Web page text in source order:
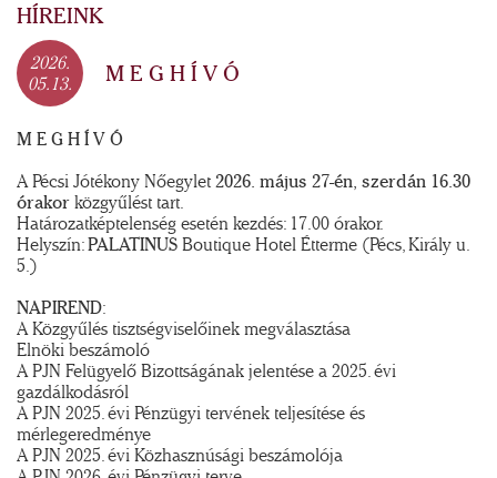
HÍREINK
2026.
05.13.
M E G H Í V Ó
M E G H Í V Ó
A Pécsi Jótékony Nőegylet 2026. május 27-én, szerdán 16.30
órakor közgyűlést tart.
Határozatképtelenség esetén kezdés: 17.00 órakor.
Helyszín:PALATINUS Boutique Hotel Étterme (Pécs, Király u.
5.)
NAPIREND:
A Közgyűlés tisztségviselőinek megválasztása
Elnöki beszámoló
A PJN Felügyelő Bizottságának jelentése a 2025. évi
gazdálkodásról
A PJN 2025. évi Pénzügyi tervének teljesítése és
mérlegeredménye
A PJN 2025. évi Közhasznúsági beszámolója